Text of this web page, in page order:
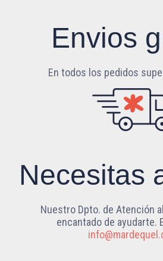
Envios
En todos los pedidos
Necesitas
Nuestro Dpto. de Atención
encantado de ayudarte.